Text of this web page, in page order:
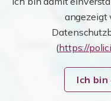
angezeigt
(https://
Ich